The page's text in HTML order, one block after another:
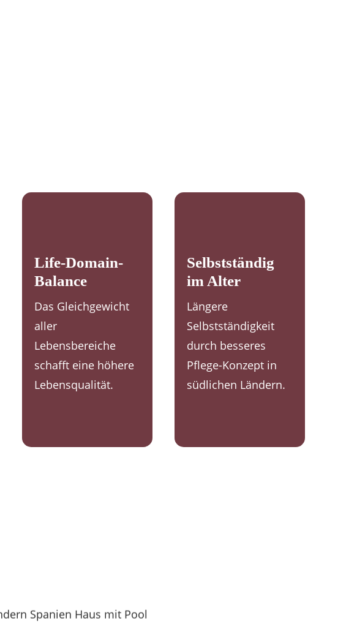
Life-Domain-
Balance
Das Gleichgewicht
aller
Lebensbereiche
schafft eine höhere
Lebensqualität.
Selbstständig
im Alter
Längere
Selbstständigkeit
durch besseres
Pflege-Konzept in
südlichen Ländern.